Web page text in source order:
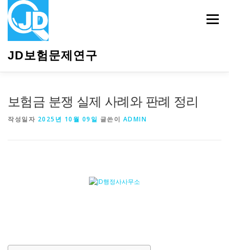
JD보험문제연구
메뉴
보험금 분쟁 실제 사례와 판례 정리
작성일자 2025년 10월 09일 글쓴이 ADMIN